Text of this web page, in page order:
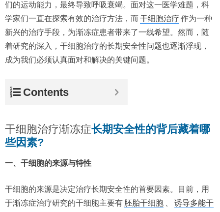
们的运动能力，最终导致呼吸衰竭。面对这一医学难题，科
学家们一直在探索有效的治疗方法，而干细胞治疗 作为一种
新兴的治疗手段，为渐冻症患者带来了一线希望。然而，随
着研究的深入，干细胞治疗的长期安全性问题也逐渐浮现，
成为我们必须认真面对和解决的关键问题。
Contents
干细胞治疗渐冻症长期安全性的背后藏着哪
些因素?
一、干细胞的来源与特性
干细胞的来源是决定治疗长期安全性的首要因素。目前，用
于渐冻症治疗研究的干细胞主要有 胚胎干细胞
诱导多能干